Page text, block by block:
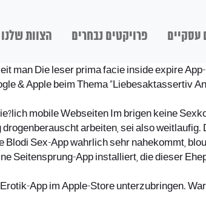
עסקיים פרויקטים נבחרים הצוות שלנו
man Die leser prima facie inside expire
& Apple beim Thema
mobile Webseiten Im brigen keine
arbeiten, sei also
Sex-App wahrlich sehr nahekommt,
Seitensprung-App installiert, die dieser
App im Apple-Store unterzubringen.